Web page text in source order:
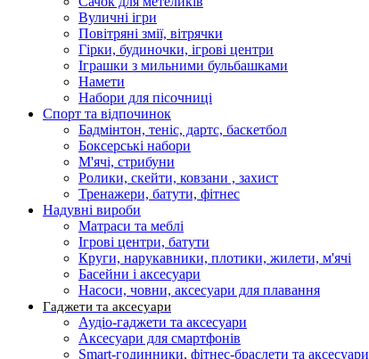
Вуличні ігри
Повітряні змії, вітрячки
Гірки, будиночки, ігрові центри
Іграшки з мильними бульбашками
Намети
Набори для пісочниці
Спорт та відпочинок
Бадмінтон, теніс, дартс, баскетбол
Боксерські набори
М'ячі, стрибуни
Ролики, скейти, ковзани , захист
Тренажери, батути, фітнес
Надувні вироби
Матраси та меблі
Ігрові центри, батути
Круги, нарукавники, плотики, жилети, м'ячі
Басейни і аксесуари
Насоси, човни, аксесуари для плавання
Гаджети та аксесуари
Аудіо-гаджети та аксесуари
Аксесуари для смартфонів
Smart-годинники, фітнес-браслети та аксесуари